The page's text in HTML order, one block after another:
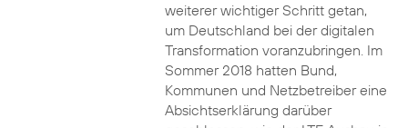
weiterer wichtiger Schritt getan,
um Deutschland bei der digitalen
Transformation voranzubringen. Im
Sommer 2018 hatten Bund,
Kommunen und Netzbetreiber eine
Absichtserklärung darüber